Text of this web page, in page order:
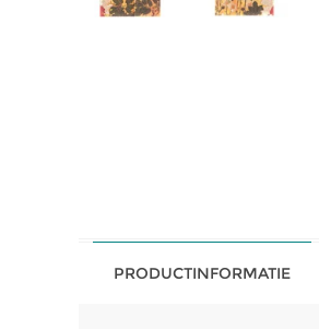
PRODUCTINFORMATIE